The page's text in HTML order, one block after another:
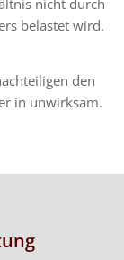
nicht durch
belastet wird.
den
in unwirksam.